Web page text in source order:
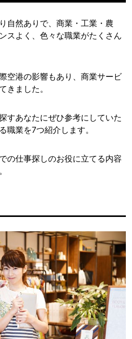
自然ありで、商業・工業・農
スよく、色々な職業がたくさん
空港の影響もあり、商業サービ
きました。
すあなたにぜひ参考にしていた
職業を7つ紹介します。
の仕事探しのお役に立てる内容